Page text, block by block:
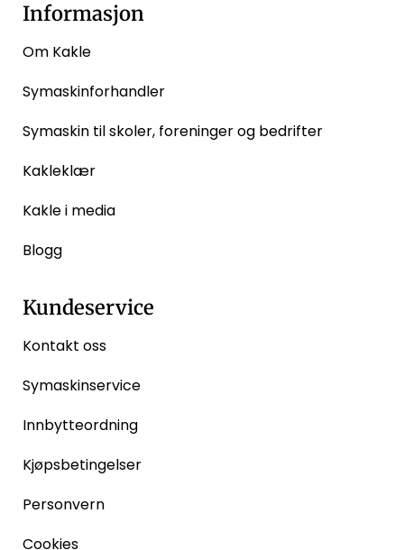
Informasjon
Om Kakle
Symaskinforhandler
Symaskin til skoler, foreninger og bedrifter
Kakleklær
Kakle i media
Blogg
Kundeservice
Kontakt oss
Symaskinservice
Innbytteordning
Kjøpsbetingelser
Personvern
Cookies